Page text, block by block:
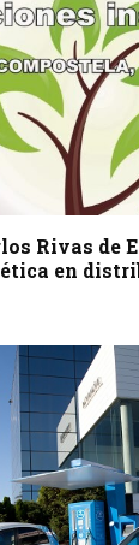
Rivas de
en